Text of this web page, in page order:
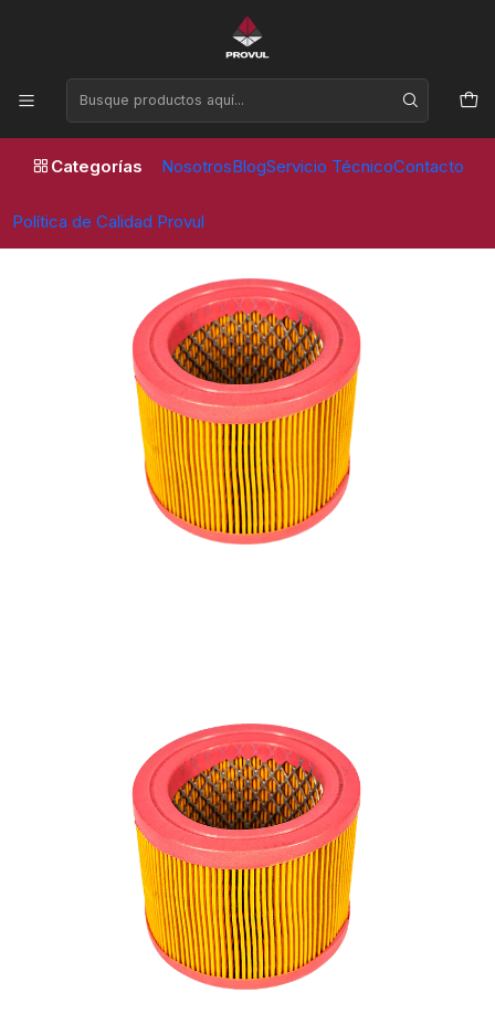
Categorías NosotrosBlogServicio TécnicoContacto
Política de Calidad Provul
Horario de atención Lunes a Viernes de 09:00 a 17:30 horas
Inicio Compresores